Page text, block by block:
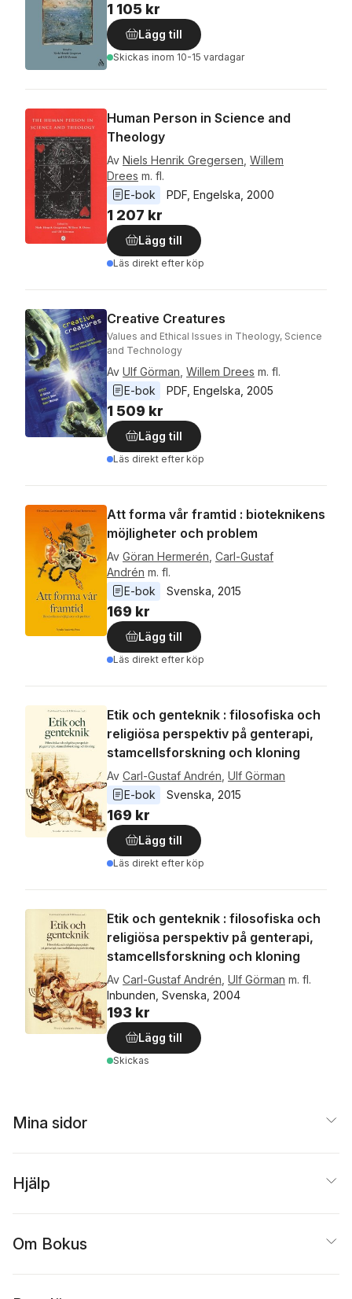
1 105 kr
Lägg till
Skickas inom 10-15 vardagar
Human Person in Science and
Theology
Av Niels Henrik Gregersen Willem
Drees m. fl.
E-bok
PDF Engelska 2000
1 207 kr
Lägg till
Läs direkt efter köp
Creative Creatures
Values and Ethical Issues in Theology, Science
and Technology
Av Ulf Görman Willem Drees m. fl.
E-bok
PDF Engelska 2005
1 509 kr
Lägg till
Läs direkt efter köp
Att forma vår framtid : bioteknikens
möjligheter och problem
Av Göran Hermerén Carl-Gustaf
Andrén m. fl.
E-bok
Svenska 2015
169 kr
Lägg till
Läs direkt efter köp
Etik och genteknik : filosofiska och
religiösa perspektiv på genterapi,
stamcellsforskning och kloning
Av Carl-Gustaf Andrén Ulf Görman
E-bok
Svenska 2015
169 kr
Lägg till
Läs direkt efter köp
Etik och genteknik : filosofiska och
religiösa perspektiv på genterapi,
stamcellsforskning och kloning
Av Carl-Gustaf Andrén Ulf Görman m. fl.
Inbunden, Svenska, 2004
193 kr
Lägg till
Skickas
Mina sidor
Hjälp
Om Bokus